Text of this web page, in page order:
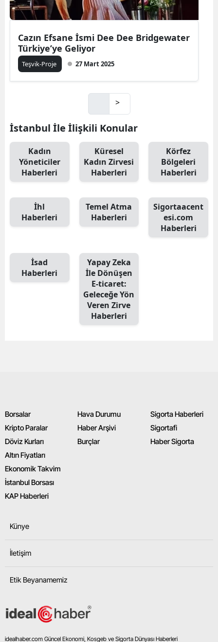
Cazın Efsane İsmi Dee Dee Bridgewater
Türkiye’ye Geliyor
Teşvik-Proje 27 Mart 2025
>
İstanbul İle İlişkili Konular
Kadın
Yöneticiler
Haberleri
Küresel
Kadın Zirvesi
Haberleri
Körfez
Bölgeleri
Haberleri
İhl
Haberleri
Temel Atma
Haberleri
Sigortaacent
esi.com
Haberleri
İsad
Haberleri
Yapay Zeka
İle Dönüşen
E-ticaret:
Geleceğe Yön
Veren Zirve
Haberleri
Borsalar
Kripto Paralar
Döviz Kurları
Altın Fiyatları
Ekonomik Takvim
İstanbul Borsası
KAP Haberleri
Hava Durumu
Haber Arşivi
Burçlar
Sigorta Haberleri
Sigortafi
Haber Sigorta
Künye
İletişim
Etik Beyanamemiz
idealhaber.com Güncel Ekonomi, Kosgeb ve Sigorta Dünyası Haberleri